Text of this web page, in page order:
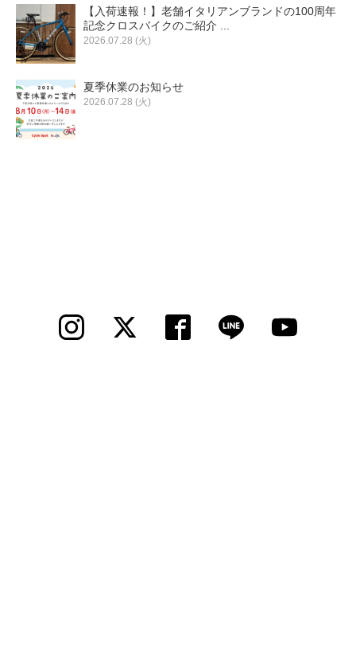
法人様向け割引
その他
お問い合わせ
【入荷速報！】老舗イタリアンブランドの100周年
記念クロスバイクのご紹介 ...
2026.07.28 (火)
夏季休業のお知らせ
2026.07.28 (火)